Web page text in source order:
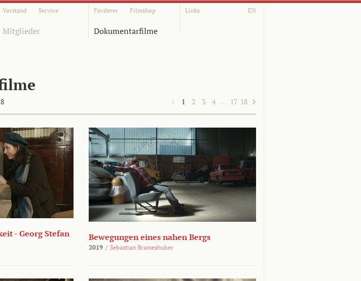
Vorstand Service Förderer Filmshop Links EN
Mitglieder Dokumentarfilme
1 2 3 4 … 17 18
- Georg Stefan
Bewegungen eines nahen Bergs
2019 / Sebastian Brameshuber